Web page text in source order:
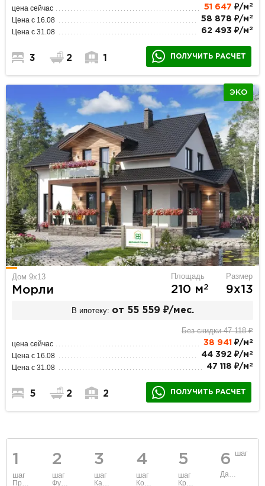
цена сейчас 51 647 ₽/м 2
Цена с 16.08 58 878 ₽/м 2
Цена с 31.08 62 493 ₽/м 2
3 2 1 ПОЛУЧИТЬ РАСЧЕТ
ЭКО
Дом 9х13
Морли
Площадь
210 м2
Размер
9х13
В ипотеку: от 55 559 ₽/мес.
Без скидки 47 118 ₽
цена сейчас 38 941 ₽/м 2
Цена с 16.08 44 392 ₽/м 2
Цена с 31.08 47 118 ₽/м 2
5 2 2 ПОЛУЧИТЬ РАСЧЕТ
1
шаг
Проект
2
шаг
Фундамент
3
шаг
Каркас и стены
4
шаг
Коммуникации
5
шаг
Крыша
6 шаг
Данные